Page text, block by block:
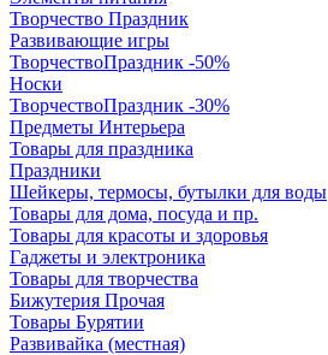
Творчество Праздник
Развивающие игры
ТворчествоПраздник -50%
Носки
ТворчествоПраздник -30%
Предметы Интерьера
Товары для праздника
Праздники
Шейкеры, термосы, бутылки для воды
Товары для дома, посуда и пр.
Товары для красоты и здоровья
Гаджеты и электроника
Товары для творчества
Бижутерия Прочая
Товары Бурятии
Развивайка (местная)